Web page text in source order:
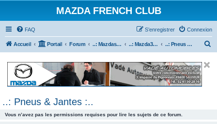
MAZDA FRENCH CLUB
FAQ Connexion
S’enregistrer
Accueil Portail Forum ..: Mazdaspeed & MPS :.. ..: Mazda3 MPS & Mazdaspeed 3 :.. ..: Pneus & Jantes :..
..: Pneus & Jantes :..
Vous n’avez pas les permissions requises pour lire les sujets de ce forum.